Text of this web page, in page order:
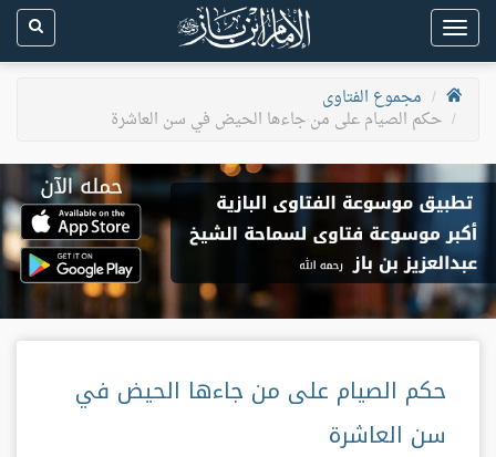
Toggle
navigation
مجموع الفتاوى
حكم الصيام على من جاءها الحيض في سن العاشرة
حكم الصيام على من جاءها الحيض في
سن العاشرة